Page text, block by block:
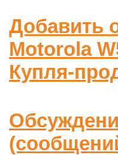
Добавить
Motorola
Купля-